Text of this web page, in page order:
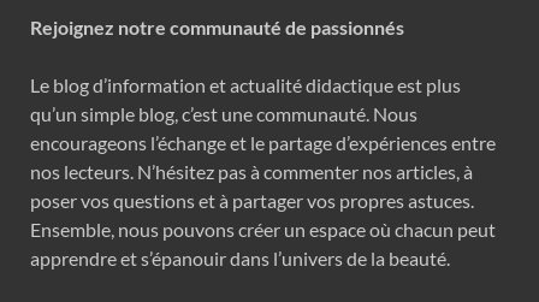
Rejoignez notre communauté de passionnés
Le blog d’information et actualité didactique est plus
qu’un simple blog, c’est une communauté. Nous
encourageons l’échange et le partage d’expériences entre
nos lecteurs. N’hésitez pas à commenter nos articles, à
poser vos questions et à partager vos propres astuces.
Ensemble, nous pouvons créer un espace où chacun peut
apprendre et s’épanouir dans l’univers de la beauté.